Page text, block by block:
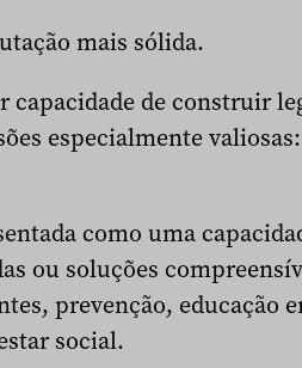
mais sólida.
capacidade de construir
especialmente
como uma
ou soluções
prevenção, educação
social.